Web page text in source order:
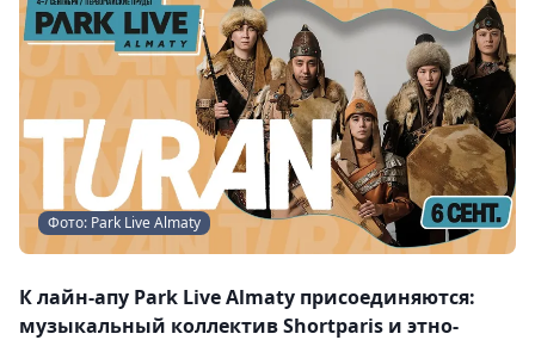
Фото: Park Live Almaty
К лайн-апу Park Live Almaty присоединяются:
музыкальный коллектив Shortparis и этно-